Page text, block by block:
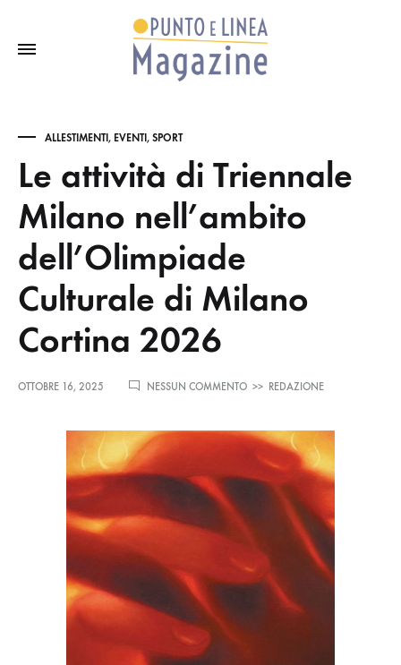
ALLESTIMENTI, EVENTI, SPORT
Le attività di Triennale
Milano nell’ambito
dell’Olimpiade
Culturale di Milano
Cortina 2026
OTTOBRE 16, 2025 NESSUN COMMENTOSU
DI
TRIENNALE
MILANO
NELL’AMBITO
DELL’OLIMPIADE
CULTURALE
DI
2026
>> REDAZIONE